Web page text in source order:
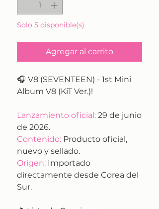
Solo 5 disponible(s)
Agregar al carrito
🎧 V8 (SEVENTEEN) - 1st Mini
Album V8 (KiT Ver.)!
Lanzamiento oficial: 29 de junio
de 2026.
Contenido: Producto oficial,
nuevo y sellado.
Origen: Importado
directamente desde Corea del
Sur.